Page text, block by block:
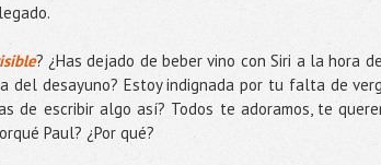
? ¿Has dejado de beber vino con Siri a la hora
del desayuno? Estoy indignada por tu falta de
de escribir algo así? Todos te adoramos, te
Paul? ¿Por qué?